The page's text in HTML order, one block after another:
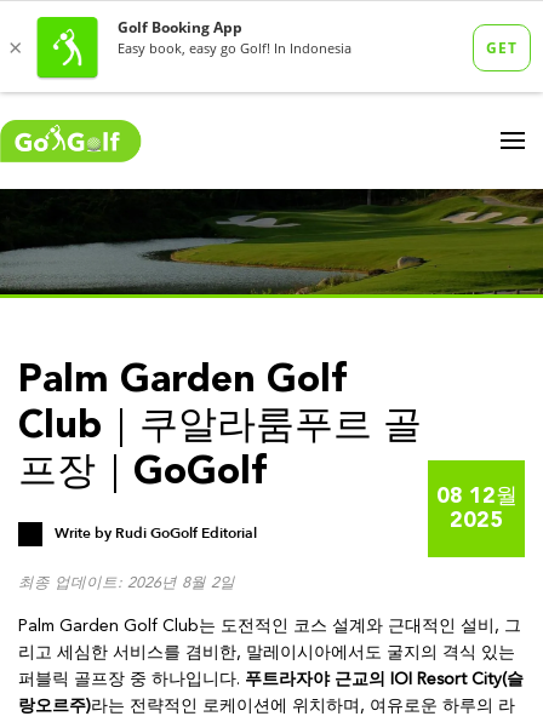
Palm Garden Golf
Club｜쿠알라룸푸르 골
프장｜GoGolf
08 12월
2025
Write by Rudi GoGolf Editorial
최종 업데이트: 2026년 8월 2일
Palm Garden Golf Club는 도전적인 코스 설계와 근대적인 설비, 그
리고 세심한 서비스를 겸비한, 말레이시아에서도 굴지의 격식 있는
퍼블릭 골프장 중 하나입니다. 푸트라자야 근교의 IOI Resort City(슬
랑오르주)라는 전략적인 로케이션에 위치하며, 여유로운 하루의 라